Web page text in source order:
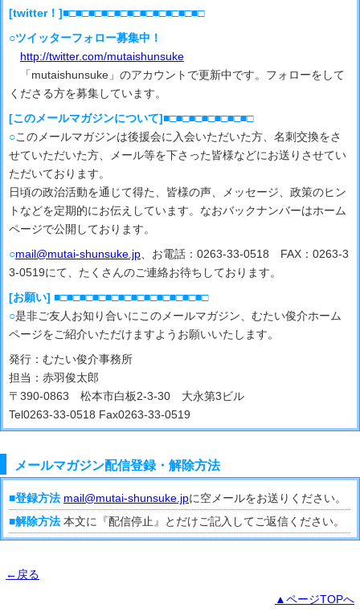
[twitter！]■□■□■□■□■□■□■□■□■□■□■□
○ツイッターフォロー募集中！
http://twitter.com/mutaishunsuke
「mutaishunsuke」のアカウントで更新中です。フォローをして
くださる方を募集しています。
[このメールマガジンについて]■□■□■□■□■□■□■□
○このメールマガジンは後援会に入会いただいた方、名刺交換をさ
せていただいた方、メール等を下さった皆様などにお送りさせてい
ただいております。
日頃の政治活動を通じて得た、皆様の声、メッセージ、政策のヒン
トなどを定期的にお伝えしています。なおバックナンバーはホーム
ページで公開しております。
○mail@mutai-shunsuke.jp、お電話：0263-33-0518 FAX：0263-3
3-0519にて、たくさんのご連絡お待ちしております。
[お願い] ■□■□■□■□■□■□■□■□■□■□■□■□
○是非ご友人お知り合いにこのメールマガジン、むたい俊介ホーム
ページをご紹介いただけますようお願いいたします。
発行：むたい俊介事務所
担当：赤羽俊太郎
〒390-0863 松本市白板2-3-30 大永第3ビル
Tel0263-33-0518 Fax0263-33-0519
メールマガジン配信登録・解除方法
■登録方法 mail@mutai-shunsuke.jpに空メールをお送りください。
■解除方法本文に『配信停止』とだけご記入してご返信ください。
←戻る
▲ページTOPへ